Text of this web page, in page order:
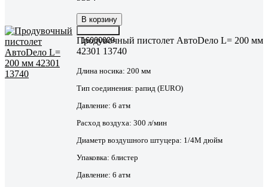
В корзину
16000009
Продувочный пистолет АвтоDело L= 200 мм
42301 13740
Длина носика: 200 мм
Тип соединения: рапид (EURO)
Давление: 6 атм
Расход воздуха: 300 л/мин
Диаметр воздушного штуцера: 1/4М дюйм
Упаковка: блистер
Давление: 6 атм